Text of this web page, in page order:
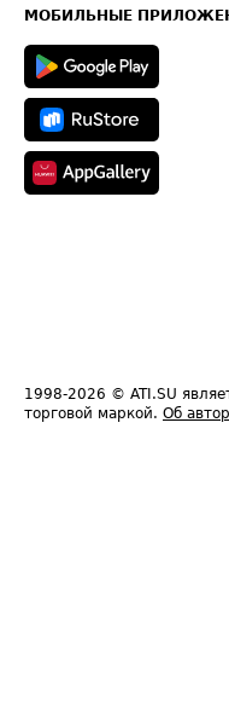
Техническая информация
МОБИЛЬНЫЕ
1998-2026 © ATI.SU
торговой маркой. Об